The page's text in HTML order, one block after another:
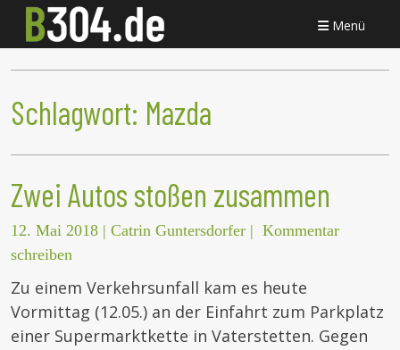
Menü
Schlagwort: Mazda
Zwei Autos stoßen zusammen
12. Mai 2018 | Catrin Guntersdorfer | Kommentar
schreiben
Zu einem Verkehrsunfall kam es heute
Vormittag (12.05.) an der Einfahrt zum Parkplatz
einer Supermarktkette in Vaterstetten. Gegen